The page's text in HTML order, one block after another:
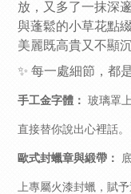
放，又多了一抹深
與蓬鬆的小草花點
美麗既高貴又不顯沉
✨ 每一處細節，都
手工金字體： 玻璃罩
直接替你說出心裡話。
歐式封蠟章與緞帶：
上專屬火漆封蠟，賦